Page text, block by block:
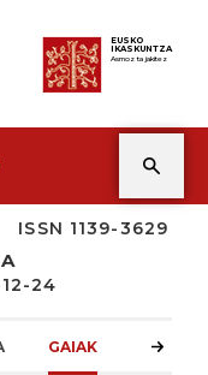
EUSKO
IKASKUNTZA
Asmoz ta jakitez
ISSN 1139-3629
24
GAIAK